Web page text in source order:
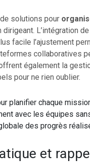
solutions pour
L’intégration de
facile l’ajustement
collaboratives
également la
pour ne rien oublier.
planifier chaque
avec les équipes
des progrès
et